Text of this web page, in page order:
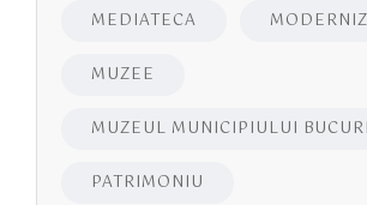
MEDIATECA
MUZEE
MUZEUL MUNICIPIULUI
PATRIMONIU